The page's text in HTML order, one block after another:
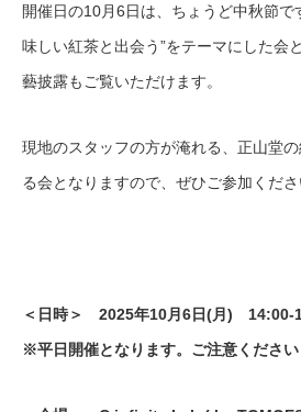
開催日の10月6日は、ちょうど中秋節で
味しい紅茶と出会う”をテーマにした会
藝披露もご覧いただけます。
現地のスタッフの方が淹れる、正山堂
る会となりますので、ぜひご参加くださ
＜日時＞ 2025年10月6日(月) 14:00-
※平日開催となります。ご注意ください